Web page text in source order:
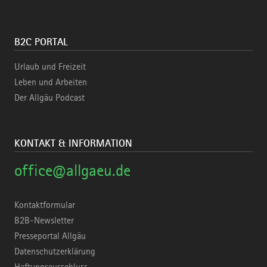
B2C PORTAL
Urlaub und Freizeit
Leben und Arbeiten
Der Allgäu Podcast
KONTAKT & INFORMATION
office@allgaeu.de
Kontaktformular
B2B-Newsletter
Presseportal Allgäu
Datenschutzerklärung